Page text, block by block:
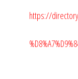
https://